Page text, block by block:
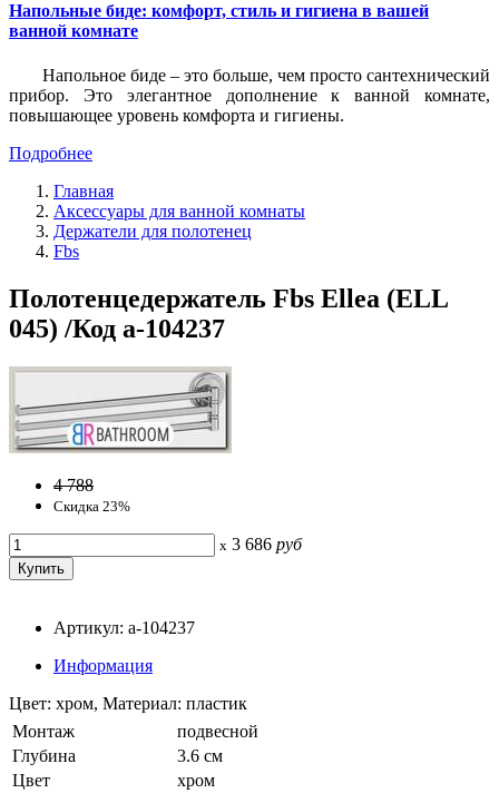
Напольные биде: комфорт, стиль и гигиена в вашей
ванной комнате
Напольное биде – это больше, чем просто сантехнический
прибор. Это элегантное дополнение к ванной комнате,
повышающее уровень комфорта и гигиены.
Подробнее
Главная
Аксессуары для ванной комнаты
Держатели для полотенец
Fbs
Полотенцедержатель Fbs Ellea (ELL
045) /Код a-104237
4 788
Скидка 23%
x 3 686 руб
Артикул: a-104237
Информация
Цвет: хром, Материал: пластик
Монтаж
подвесной
Глубина
3.6 см
Цвет
хром